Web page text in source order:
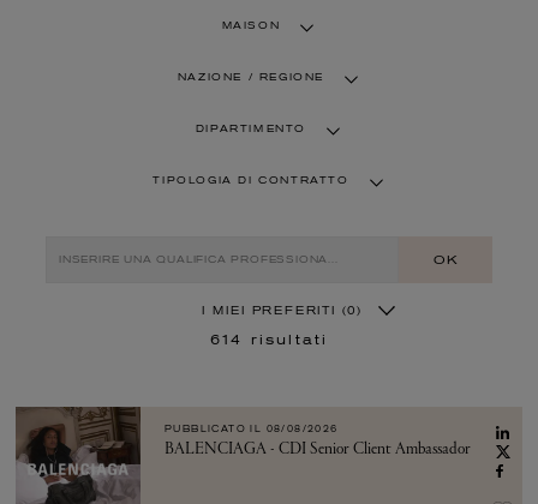
MAISON
NAZIONE / REGIONE
DIPARTIMENTO
TIPOLOGIA DI CONTRATTO
OK
I MIEI PREFERITI (0)
614 risultati
PUBBLICATO IL 08/08/2026
BALENCIAGA - CDI Senior Client Ambassador